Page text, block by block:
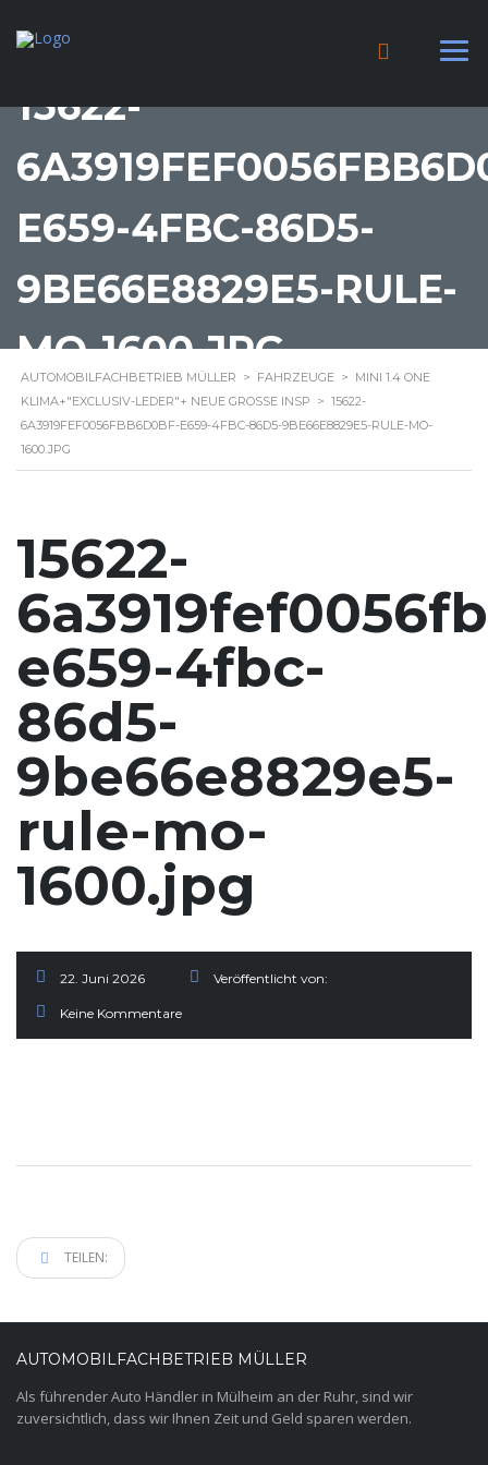
15622-
E659-4FBC-86D5-
9BE66E8829E5-RULE-
MO-1600.JPG
AUTOMOBILFACHBETRIEB MÜLLER > FAHRZEUGE > MINI 1.4 ONE
KLIMA+"EXCLUSIV-LEDER"+ NEUE GROSSE INSP > 15622-
6A3919FEF0056FBB6D0BF-E659-4FBC-86D5-9BE66E8829E5-RULE-MO-
1600.JPG
15622-
e659-4fbc-
86d5-
9be66e8829e5-
rule-mo-
1600.jpg
22. Juni 2026 Veröffentlicht von:
Keine Kommentare
TEILEN:
AUTOMOBILFACHBETRIEB MÜLLER
Als führender Auto Händler in Mülheim an der Ruhr, sind wir
zuversichtlich, dass wir Ihnen Zeit und Geld sparen werden.